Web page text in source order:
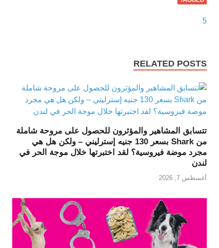
5
RELATED POSTS
تتسابق المشاهير والمؤثرون للحصول على مروحة شاملة
من Shark بسعر 130 جنيه إسترليني – ولكن هل هي
مجرد موضة فيروسية؟ لقد اختبرتها خلال موجة الحر في
لندن
أغسطس 7, 2026